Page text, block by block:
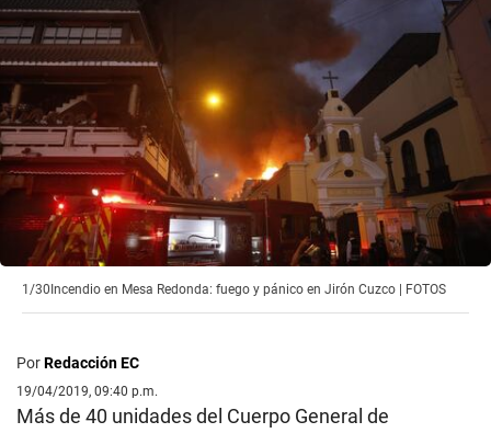
1/30 Incendio en Mesa Redonda: fuego y pánico en Jirón Cuzco | FOTOS
PorRedacción EC
19/04/2019, 09:40 p.m.
Más de 40 unidades del Cuerpo General de